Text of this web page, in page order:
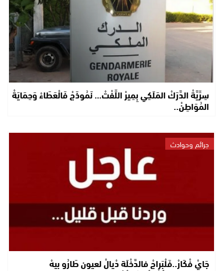
سِرِّيَّةْ الدَّرَكْ المَلَكِي بِمِيرْ اللِّفْتْ… نَمُوذَجْ فَالْعَطَاءْ وَحِمَايَةْ
المُوَاطِنْ..
جرائم وحوادث
جَايْ فْكَارْ..فَلْبَراجْ فالدَّخْلَة دْيالْ لعيون طَارُو بيهْ